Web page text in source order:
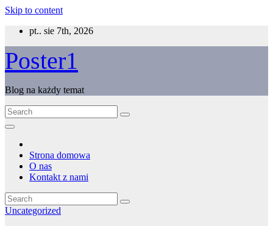
Skip to content
pt.. sie 7th, 2026
Poster1
Blog na każdy temat
Strona domowa
O nas
Kontakt z nami
Uncategorized